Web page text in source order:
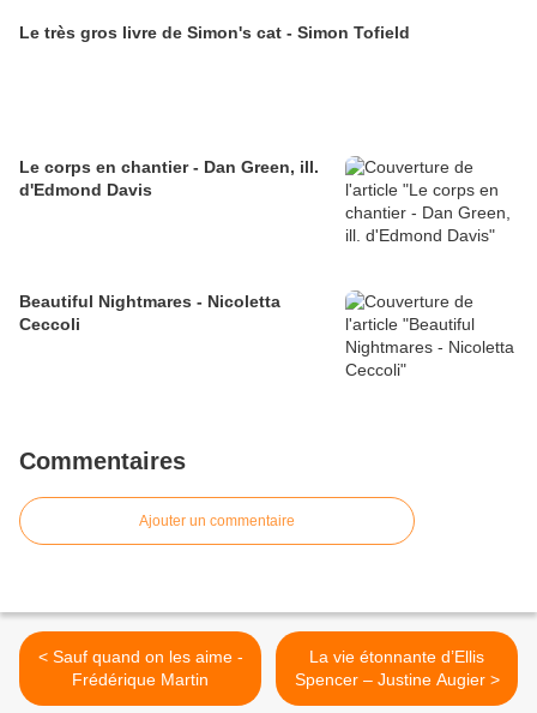
Le très gros livre de Simon's cat - Simon Tofield
Le corps en chantier - Dan Green, ill.
d'Edmond Davis
Beautiful Nightmares - Nicoletta
Ceccoli
Commentaires
Ajouter un commentaire
< Sauf quand on les aime -
Frédérique Martin
La vie étonnante d’Ellis
Spencer – Justine Augier >